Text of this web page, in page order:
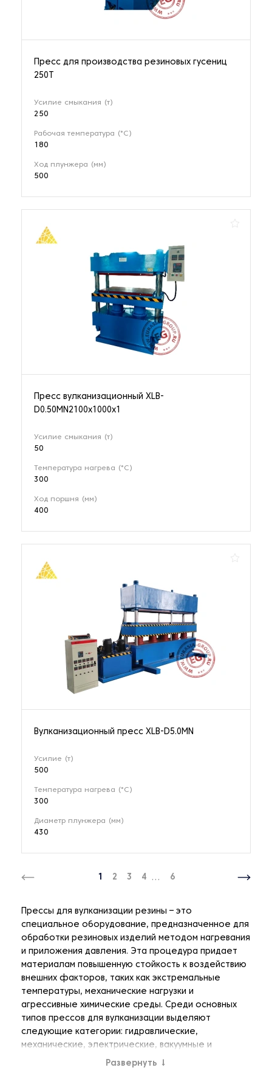
Пресс для производства резиновых гусениц
250Т
Усилие смыкания (т)
250
Рабочая температура (°C)
180
Ход плунжера (мм)
500
Пресс вулканизационный XLB-
D0.50MN2100x1000x1
Усилие смыкания (т)
50
Температура нагрева (°C)
300
Ход поршня (мм)
400
Вулканизационный пресс XLB-D5.0MN
Усилие (т)
500
Температура нагрева (°C)
300
Диаметр плунжера (мм)
430
1 2 3 4 ... 6
Прессы для вулканизации резины – это
специальное оборудование, предназначенное для
обработки резиновых изделий методом нагревания
и приложения давления. Эта процедура придает
материалам повышенную стойкость к воздействию
внешних факторов, таких как экстремальные
температуры, механические нагрузки и
агрессивные химические среды. Среди основных
типов прессов для вулканизации выделяют
следующие категории: гидравлические,
механические, электрические, вакуумные и
ротационные прессы. Каждый из этих типов
Развернуть ↓